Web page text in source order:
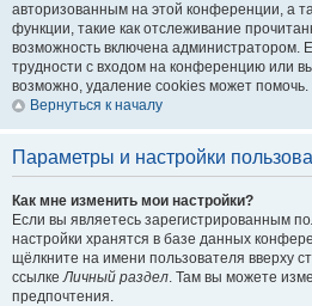
авторизованным на этой конференции, а
функции, такие как отслеживание
возможность включена администратором.
трудности с входом на конференцию или
возможно, удаление cookies может помочь.
Вернуться к началу
Параметры и настройки
Как мне изменить мои настройки?
Если вы являетесь зарегистрированным
настройки хранятся в базе данных
щёлкните на имени пользователя вверху
ссылкеЛичный раздел. Там вы можете
предпочтения.